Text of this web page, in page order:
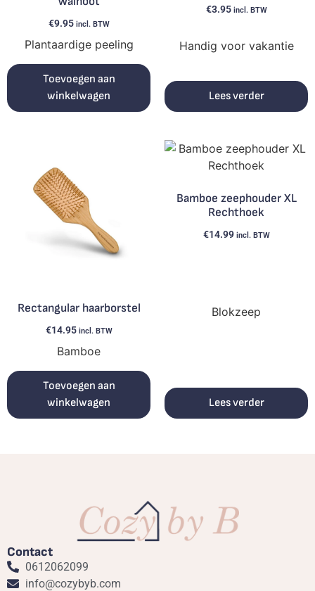
€9.95 incl. BTW
Plantaardige peeling
Toevoegen aan
winkelwagen
€3.95 incl. BTW
Handig voor vakantie
Lees verder
Rectangular haarborstel
€14.95 incl. BTW
Bamboe
Toevoegen aan
winkelwagen
Bamboe zeephouder XL
Rechthoek
€14.99 incl. BTW
Blokzeep
Lees verder
Contact
0612062099
info@cozybyb.com